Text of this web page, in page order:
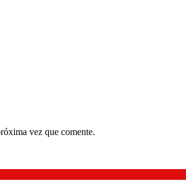
vez que comente.